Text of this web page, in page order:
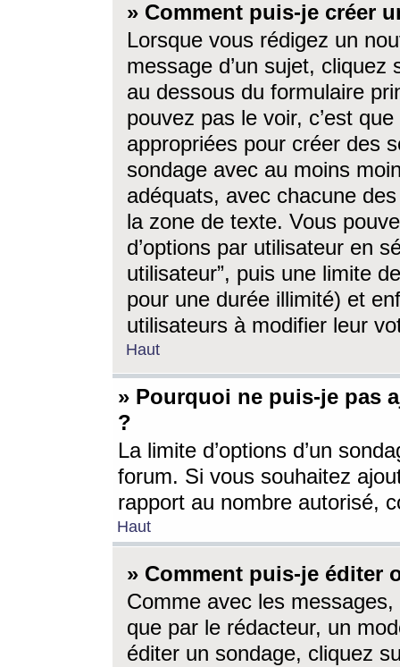
» Comment puis-je créer
Lorsque vous rédigez un
message d’un sujet, cliquez
au dessous du formulaire
pouvez pas le voir, c’est
appropriées pour créer des
sondage avec au moins
adéquats, avec chacune
la zone de texte. Vous
d’options par utilisateur en
utilisateur”, puis une limite
pour une durée illimité) et
utilisateurs à modifier leur
Haut
» Pourquoi ne puis-je pas
?
La limite d’options d’un
forum. Si vous souhaitez
rapport au nombre autorisé,
Haut
» Comment puis-je éditer
Comme avec les
que par le rédacteur, un
éditer un sondage, cliquez